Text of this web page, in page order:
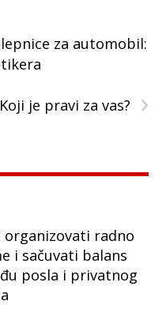
za automobil:
›
je pravi za vas?
organizovati radno
i sačuvati balans
posla i privatnog